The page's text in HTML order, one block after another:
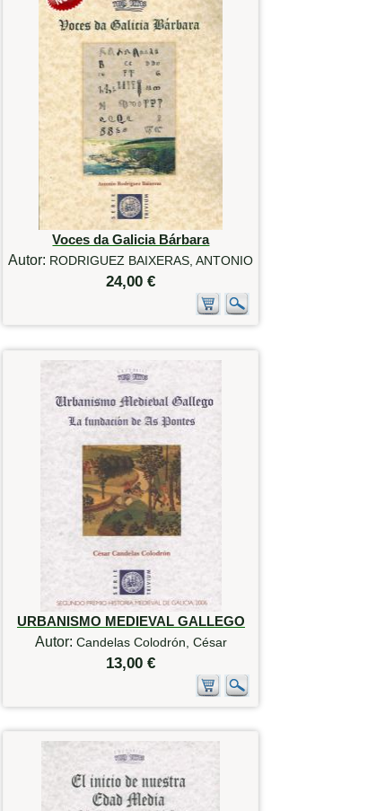
Voces da Galicia Bárbara
Autor: RODRIGUEZ BAIXERAS, ANTONIO
24,00 €
URBANISMO MEDIEVAL GALLEGO
Autor: Candelas Colodrón, César
13,00 €